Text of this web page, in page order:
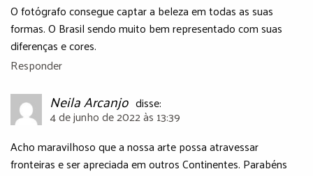
O fotógrafo consegue captar a beleza em todas as suas
formas. O Brasil sendo muito bem representado com suas
diferenças e cores.
Responder
Neila Arcanjo disse:
4 de junho de 2022 às 13:39
Acho maravilhoso que a nossa arte possa atravessar
fronteiras e ser apreciada em outros Continentes. Parabéns